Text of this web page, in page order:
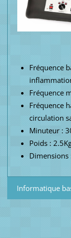
Fréquence
Fréquence
Fréquence
circulation
Minuteur :
Poids :
Informatique